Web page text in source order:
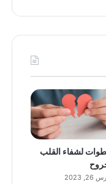
لشفاء القلب
2023